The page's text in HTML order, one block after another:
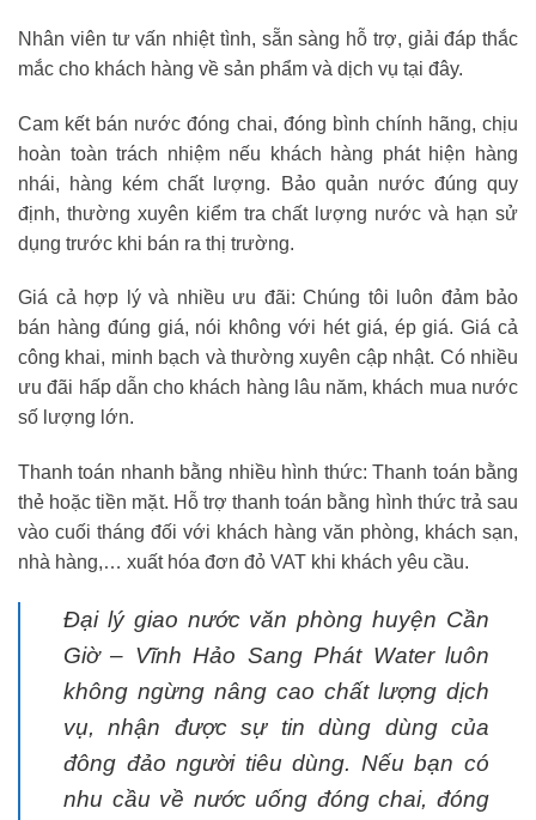
Nhân viên tư vấn nhiệt tình, sẵn sàng hỗ trợ, giải đáp thắc
mắc cho khách hàng về sản phẩm và dịch vụ tại đây.
Cam kết bán nước đóng chai, đóng bình chính hãng, chịu
hoàn toàn trách nhiệm nếu khách hàng phát hiện hàng
nhái, hàng kém chất lượng. Bảo quản nước đúng quy
định, thường xuyên kiểm tra chất lượng nước và hạn sử
dụng trước khi bán ra thị trường.
Giá cả hợp lý và nhiều ưu đãi: Chúng tôi luôn đảm bảo
bán hàng đúng giá, nói không với hét giá, ép giá. Giá cả
công khai, minh bạch và thường xuyên cập nhật. Có nhiều
ưu đãi hấp dẫn cho khách hàng lâu năm, khách mua nước
số lượng lớn.
Thanh toán nhanh bằng nhiều hình thức: Thanh toán bằng
thẻ hoặc tiền mặt. Hỗ trợ thanh toán bằng hình thức trả sau
vào cuối tháng đối với khách hàng văn phòng, khách sạn,
nhà hàng,… xuất hóa đơn đỏ VAT khi khách yêu cầu.
Đại lý giao nước văn phòng huyện Cần
Giờ – Vĩnh Hảo Sang Phát Water luôn
không ngừng nâng cao chất lượng dịch
vụ, nhận được sự tin dùng dùng của
đông đảo người tiêu dùng. Nếu bạn có
nhu cầu về nước uống đóng chai, đóng